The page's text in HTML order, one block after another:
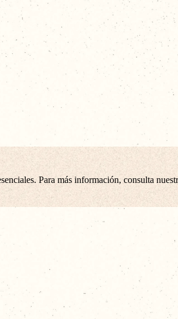
Para más información, consulta